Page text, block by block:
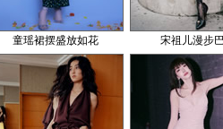
童瑶裙摆盛放如花 宋祖儿漫步